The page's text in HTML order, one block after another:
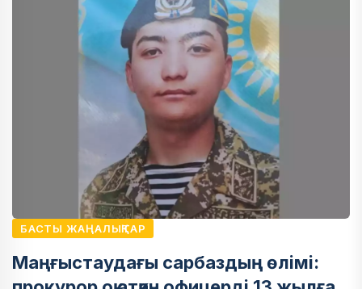
БАСТЫ ЖАҢАЛЫҚТАР
Маңғыстаудағы сарбаздың өлімі: